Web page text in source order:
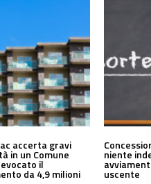
accerta gravi
in un Comune
il
da 4,9 milioni
niente
uscente